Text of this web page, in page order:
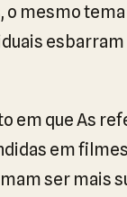
o mesmo
em que As
em
ser mais